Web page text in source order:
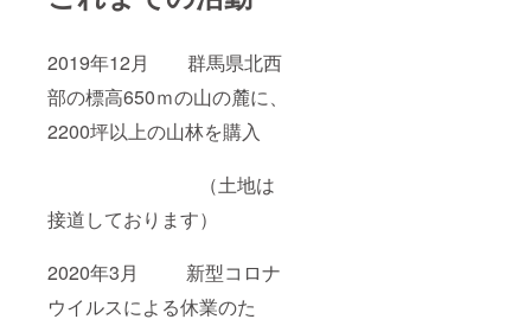
2019年12月 群馬県北西
部の標高650ｍの山の麓に、
2200坪以上の山林を購入
（土地は
接道しております）
2020年3月 新型コロナ
ウイルスによる休業のた